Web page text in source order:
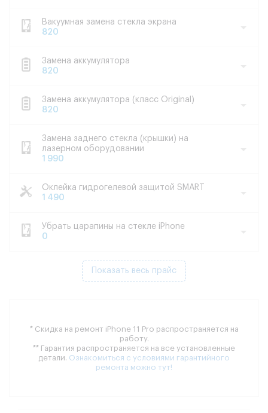
Вакуумная замена стекла экрана
820
Замена аккумулятора
820
Замена аккумулятора (класс Original)
820
Замена заднего стекла (крышки) на
лазерном оборудовании
1 990
Оклейка гидрогелевой защитой SMART
1 490
Убрать царапины на стекле iPhone
0
Показать весь прайс
* Скидка на ремонт iPhone 11 Pro распространяется на
работу.
** Гарантия распространяется на все установленные
детали. Ознакомиться с условиями гарантийного
ремонта можно тут!